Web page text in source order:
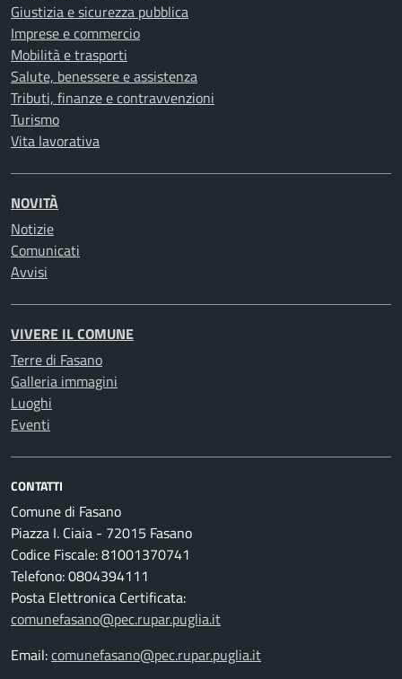
Giustizia e sicurezza pubblica
Imprese e commercio
Mobilità e trasporti
Salute, benessere e assistenza
Tributi, finanze e contravvenzioni
Turismo
Vita lavorativa
NOVITÀ
Notizie
Comunicati
Avvisi
VIVERE IL COMUNE
Terre di Fasano
Galleria immagini
Luoghi
Eventi
CONTATTI
Comune di Fasano
Piazza I. Ciaia - 72015 Fasano
Codice Fiscale: 81001370741
Telefono: 0804394111
Posta Elettronica Certificata:
comunefasano@pec.rupar.puglia.it
Email:comunefasano@pec.rupar.puglia.it